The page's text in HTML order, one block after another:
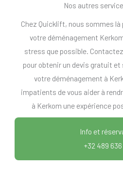
Nos autres
Chez Quicklift, nous sommes là
votre déménagement
stress que possible.
pour obtenir un devis gratuit
votre déménagement à
impatients de vous aider à
à Kerkom une expérience
Info et
+32 489 636